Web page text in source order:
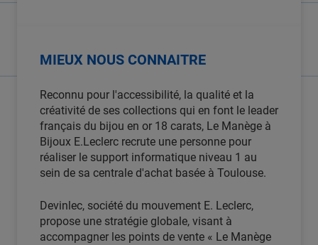
MIEUX NOUS CONNAITRE
Reconnu pour l'accessibilité, la qualité et la
créativité de ses collections qui en font le leader
français du bijou en or 18 carats, Le Manège à
Bijoux E.Leclerc recrute une personne pour
réaliser le support informatique niveau 1 au
sein de sa centrale d'achat basée à Toulouse.
Devinlec, société du mouvement E. Leclerc,
propose une stratégie globale, visant à
accompagner les points de vente « Le Manège